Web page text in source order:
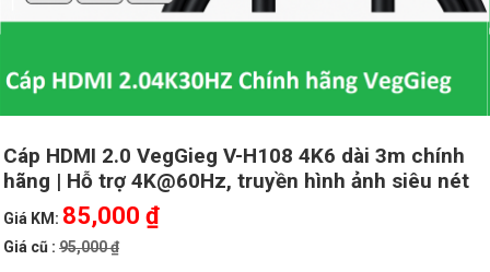
Cáp HDMI 2.0 VegGieg V-H108 4K6 dài 3m chính
hãng | Hỗ trợ 4K@60Hz, truyền hình ảnh siêu nét
Giá KM: 85,000 ₫
Giá cũ : 95,000 ₫